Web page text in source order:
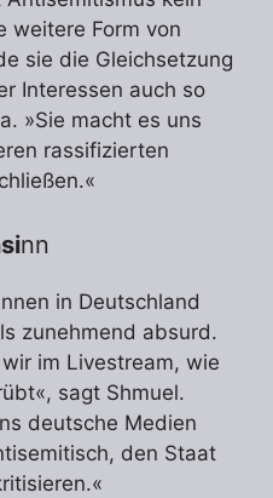
weitere Form von
sie die Gleichsetzung
Interessen auch so
»Sie macht es uns
rassifizierten
nn
in Deutschland
zunehmend absurd.
im Livestream, wie
sagt Shmuel.
deutsche Medien
den Staat